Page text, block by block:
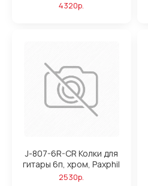
4320р.
J-807-6R-CR Колки для
гитары 6п, хром, Paxphil
2530р.